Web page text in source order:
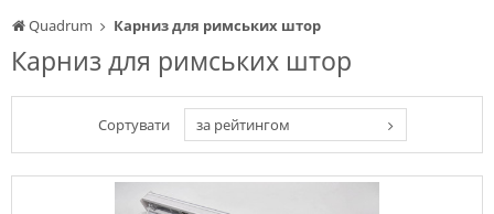
Quadrum Карниз для римських штор
Карниз для римських штор
Сортувати за рейтингом